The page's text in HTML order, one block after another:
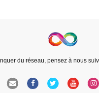
du réseau, pensez à nous